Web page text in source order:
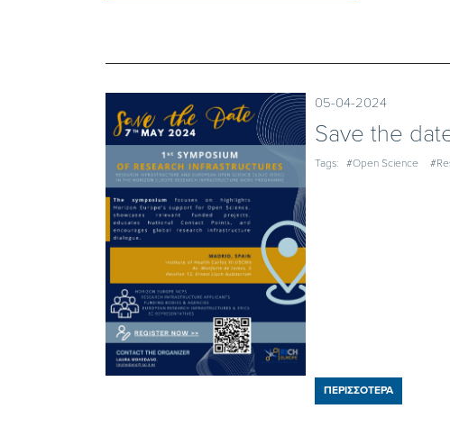
05-04-2024
Save the
Tags: #Open Science
ΠΕΡΙΣΣΟΤΕΡΑ